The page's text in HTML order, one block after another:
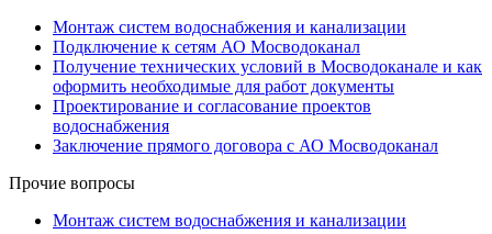
Монтаж систем водоснабжения и канализации
Подключение к сетям АО Мосводоканал
Получение технических условий в Мосводоканале и как
оформить необходимые для работ документы
Проектирование и согласование проектов
водоснабжения
Заключение прямого договора с АО Мосводоканал
Прочие вопросы
Монтаж систем водоснабжения и канализации